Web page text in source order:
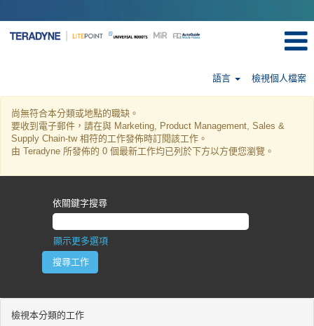
語言 檢視個人檔案
Marketing,
Product
Management,
Sales
尚無符合本分類或地點的職缺。
要收到電子郵件，請在與 Marketing, Product Management, Sales &
Supply Chain-tw 相符的工作發佈時訂閱該工作。
由 Teradyne 所發佈的 0 個最新工作均已列於下方以方便您瀏覽。
依關鍵字搜尋
顯示更多選項
檢視本分類的工作